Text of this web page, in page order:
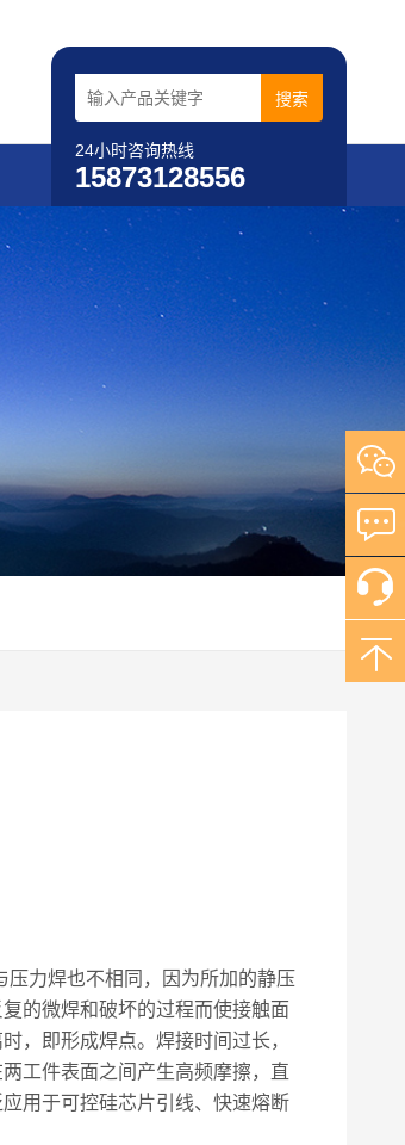
24小时咨询热线
15873128556
力焊也不相同，因为所加的静压
的微焊和破坏的过程而使接触面
，即形成焊点。焊接时间过长，
工件表面之间产生高频摩擦，直
用于可控硅芯片引线、快速熔断